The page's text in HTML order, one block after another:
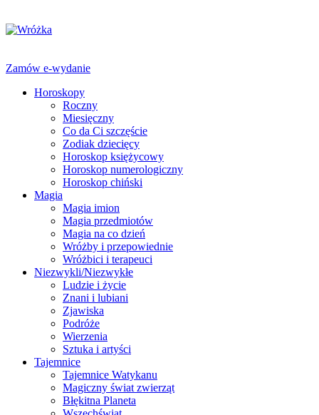
Zamów e-wydanie
Horoskopy
Roczny
Miesięczny
Co da Ci szczęście
Zodiak dziecięcy
Horoskop księżycowy
Horoskop numerologiczny
Horoskop chiński
Magia
Magia imion
Magia przedmiotów
Magia na co dzień
Wróżby i przepowiednie
Wróżbici i terapeuci
Niezwykli/Niezwykłe
Ludzie i życie
Znani i lubiani
Zjawiska
Podróże
Wierzenia
Sztuka i artyści
Tajemnice
Tajemnice Watykanu
Magiczny świat zwierząt
Błękitna Planeta